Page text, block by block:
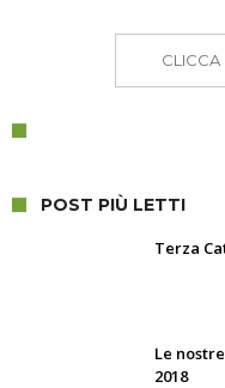
CLICCA
POST PIÙ LETTI
Terza
Le
2018